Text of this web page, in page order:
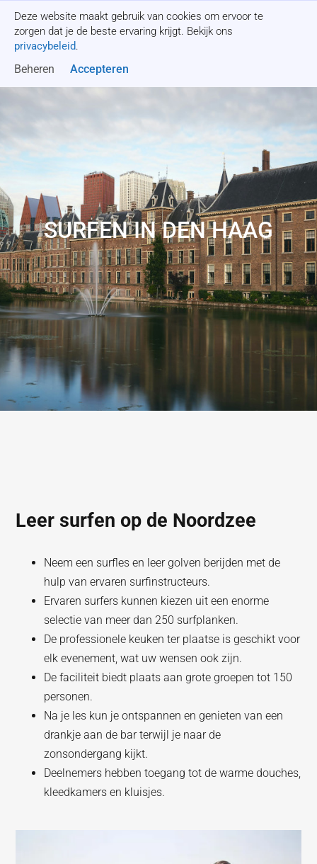
Deze website maakt gebruik van cookies om ervoor te
zorgen dat je de beste ervaring krijgt. Bekijk ons
privacybeleid.
Beheren Accepteren
Offerte aanvragen
SURFEN IN DEN HAAG
Leer surfen op de Noordzee
Neem een surfles en leer golven berijden met de
hulp van ervaren surfinstructeurs.
Ervaren surfers kunnen kiezen uit een enorme
selectie van meer dan 250 surfplanken.
De professionele keuken ter plaatse is geschikt voor
elk evenement, wat uw wensen ook zijn.
De faciliteit biedt plaats aan grote groepen tot 150
personen.
Na je les kun je ontspannen en genieten van een
drankje aan de bar terwijl je naar de
zonsondergang kijkt.
Deelnemers hebben toegang tot de warme douches,
kleedkamers en kluisjes.